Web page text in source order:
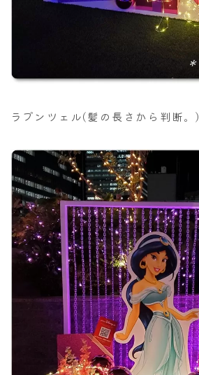
ラプンツェル(髪の長さから判断。)